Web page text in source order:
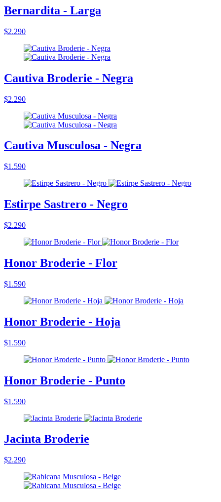
Bernardita - Larga
$2.290
Cautiva Broderie - Negra
$2.290
Cautiva Musculosa - Negra
$1.590
Estirpe Sastrero - Negro
$2.290
Honor Broderie - Flor
$1.590
Honor Broderie - Hoja
$1.590
Honor Broderie - Punto
$1.590
Jacinta Broderie
$2.290